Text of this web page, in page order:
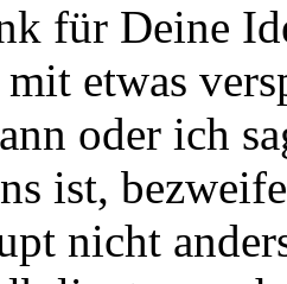
für Deine
etwas
oder ich
ist,
nicht